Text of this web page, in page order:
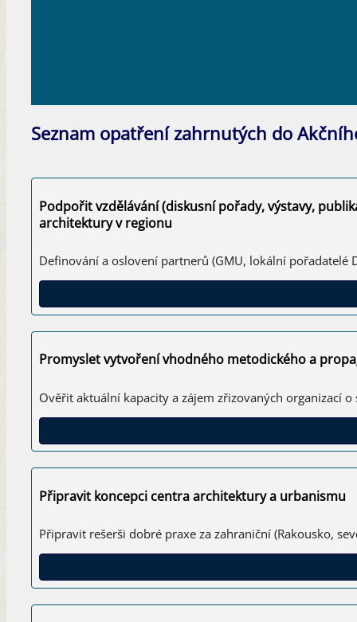
Seznam opatření zahrnutých do
Podpořit vzdělávání (diskusní pořady, výstavy,
architektury v regionu
Definování a oslovení partnerů (GMU, lokální
Promyslet vytvoření vhodného metodického a
Ověřit aktuální kapacity a zájem zřizovaných organizací
Připravit koncepci centra architektury a urbanismu
Připravit rešerši dobré praxe za zahraniční (Rakousko,